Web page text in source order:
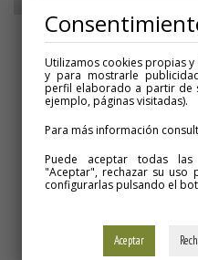
>
Utilizamos cookies propias
y para mostrarle
perfil elaborado a partir de
ejemplo, páginas visitadas).
Para más información
Puede aceptar todas
"Aceptar", rechazar su uso
configurarlas pulsando el
Aceptar